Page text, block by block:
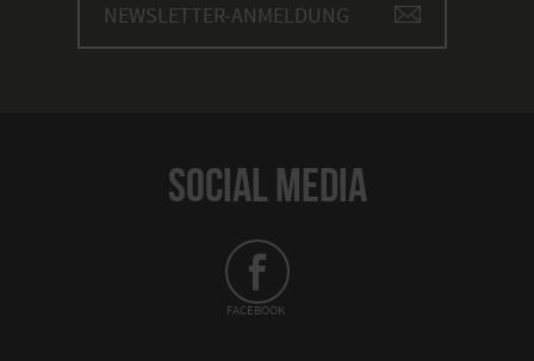
NEWSLETTER-ANMELDUNG
SOCIAL MEDIA
FACEBOOK